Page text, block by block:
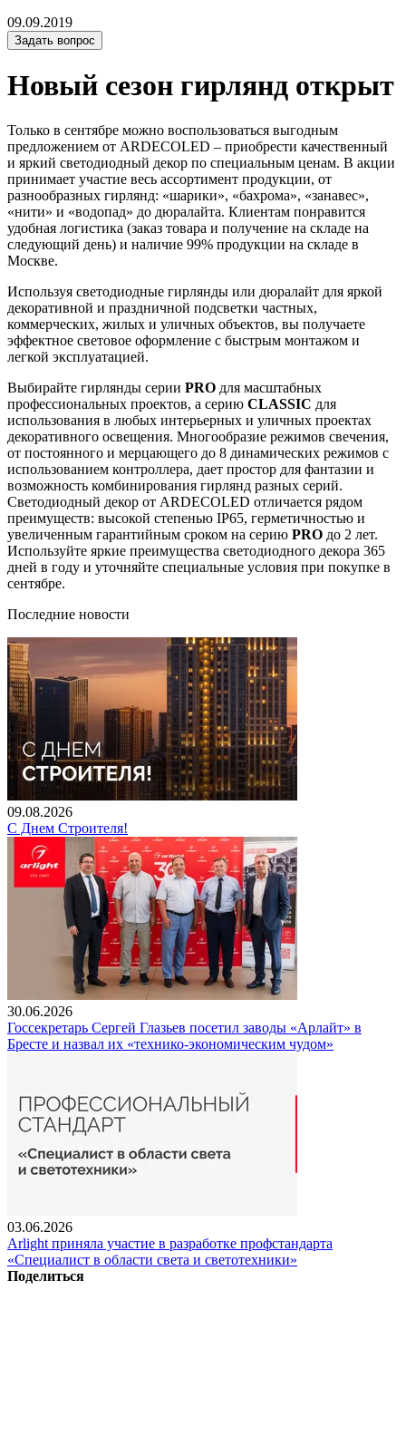
09.09.2019
Задать вопрос
Новый сезон гирлянд открыт
Только в сентябре можно воспользоваться выгодным
предложением от ARDECOLED – приобрести качественный
и яркий светодиодный декор по специальным ценам. В акции
принимает участие весь ассортимент продукции, от
разнообразных гирлянд: «шарики», «бахрома», «занавес»,
«нити» и «водопад» до дюралайта. Клиентам понравится
удобная логистика (заказ товара и получение на складе на
следующий день) и наличие 99% продукции на складе в
Москве.
Используя светодиодные гирлянды или дюралайт для яркой
декоративной и праздничной подсветки частных,
коммерческих, жилых и уличных объектов, вы получаете
эффектное световое оформление с быстрым монтажом и
легкой эксплуатацией.
Выбирайте гирлянды серии PRO для масштабных
профессиональных проектов, а серию CLASSIC для
использования в любых интерьерных и уличных проектах
декоративного освещения. Многообразие режимов свечения,
от постоянного и мерцающего до 8 динамических режимов с
использованием контроллера, дает простор для фантазии и
возможность комбинирования гирлянд разных серий.
Светодиодный декор от ARDECOLED отличается рядом
преимуществ: высокой степенью IP65, герметичностью и
увеличенным гарантийным сроком на серию PRO до 2 лет.
Используйте яркие преимущества светодиодного декора 365
дней в году и уточняйте специальные условия при покупке в
сентябре.
Последние новости
09.08.2026
С Днем Строителя!
30.06.2026
Госсекретарь Сергей Глазьев посетил заводы «Арлайт» в
Бресте и назвал их «технико-экономическим чудом»
03.06.2026
Arlight приняла участие в разработке профстандарта
«Специалист в области света и светотехники»
Поделиться